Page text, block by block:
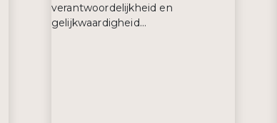
verantwoordelijkheid en
gelijkwaardigheid...